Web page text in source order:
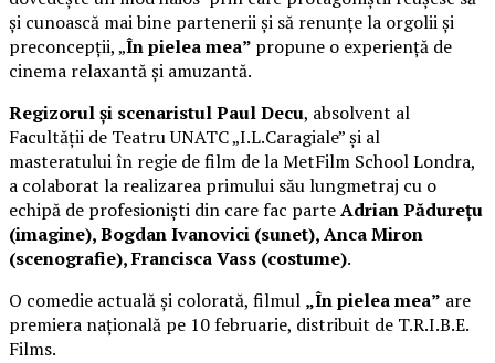
și cunoască mai bine partenerii și să renunțe la orgolii și
preconcepții, „În pielea mea” propune o experiență de
cinema relaxantă și amuzantă.
Regizorul și scenaristul Paul Decu, absolvent al
Facultății de Teatru UNATC „I.L.Caragiale” și al
masteratului în regie de film de la MetFilm School Londra,
a colaborat la realizarea primului său lungmetraj cu o
echipă de profesioniști din care fac parteAdrian Pădurețu
(imagine), Bogdan Ivanovici (sunet), Anca Miron
(scenografie), Francisca Vass (costume).
O comedie actuală și colorată, filmul „În pielea mea” are
premiera națională pe 10 februarie, distribuit de T.R.I.B.E.
Films.